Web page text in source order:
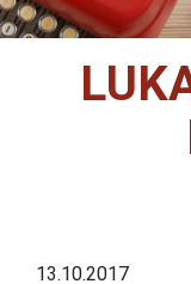
13.10.2017